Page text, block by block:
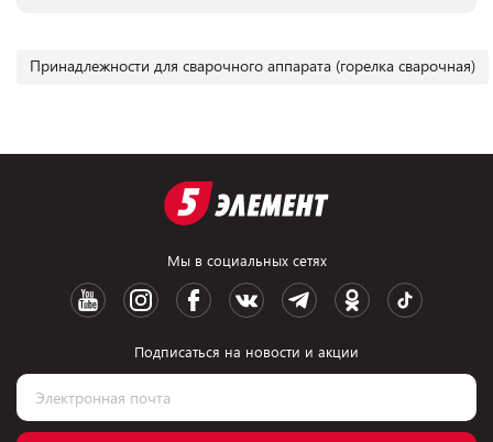
Принадлежности для сварочного аппарата (горелка сварочная)
Мы в социальных сетях
Подписаться на новости и акции